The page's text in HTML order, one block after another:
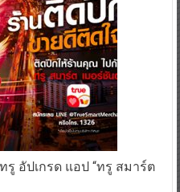
อัปเกรด แอป “ทรู สมาร์ต